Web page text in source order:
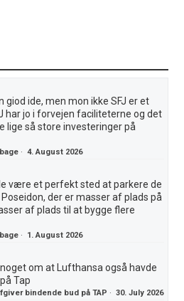
giod ide, men mon ikke SFJ er et
har jo i forvejen faciliteterne og det
lige så store investeringer på
·4. August 2026
være et perfekt sted at parkere de
der er masser af plads på
af plads til at bygge flere
· 1. August 2026
om at Lufthansa også havde
Tap
bindende bud på TAP ·30. July 2026